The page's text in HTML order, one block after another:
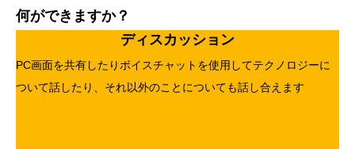
何ができますか？
ディスカッション
PC画面を共有したりボイスチャットを使用してテクノロジーに
ついて話したり、それ以外のことについても話し合えます